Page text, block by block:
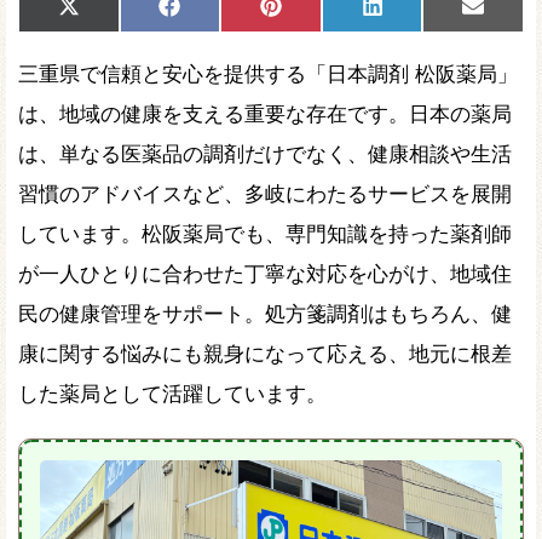
Share
on
X
(Twitter)
Share
on
Facebook Share
on
Pinterest Share
on
LinkedIn
Share
on
Email
三重県で信頼と安心を提供する「日本調剤 松阪薬局」
は、地域の健康を支える重要な存在です。日本の薬局
は、単なる医薬品の調剤だけでなく、健康相談や生活
習慣のアドバイスなど、多岐にわたるサービスを展開
しています。松阪薬局でも、専門知識を持った薬剤師
が一人ひとりに合わせた丁寧な対応を心がけ、地域住
民の健康管理をサポート。処方箋調剤はもちろん、健
康に関する悩みにも親身になって応える、地元に根差
した薬局として活躍しています。